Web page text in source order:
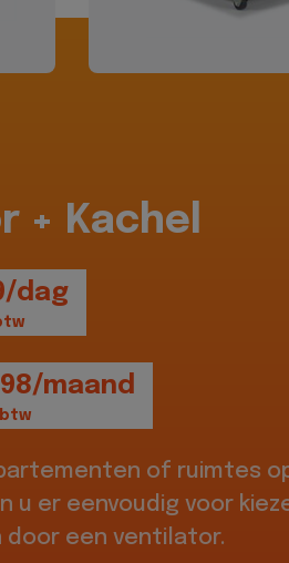
+ Kachel
dag
maand
of ruimtes op
u er eenvoudig voor
door een ventilator.